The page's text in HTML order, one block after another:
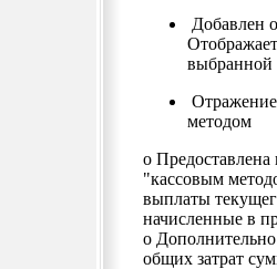
Добавлен
выбранной
Отражение
методом
o Предоставлена
"кассовым
выплаты
начисленные в
o Дополнительно
общих затрат